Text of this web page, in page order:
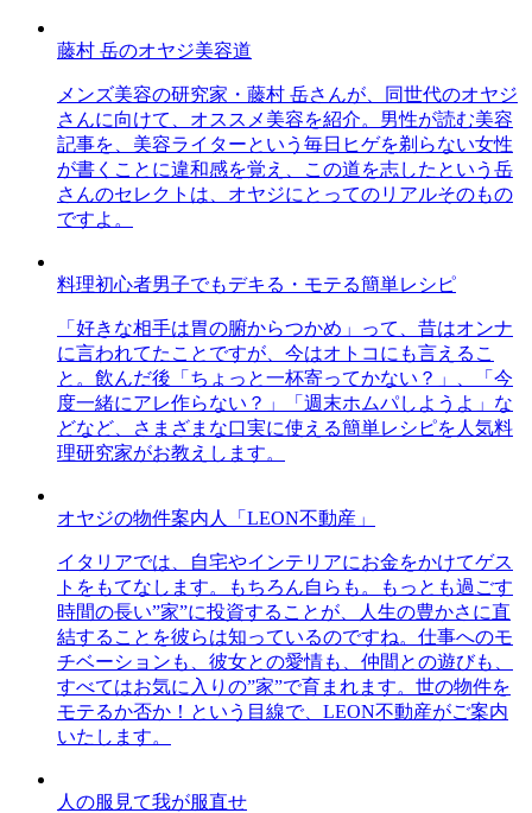
藤村 岳のオヤジ美容道
メンズ美容の研究家・藤村 岳さんが、同世代のオヤジ
さんに向けて、オススメ美容を紹介。男性が読む美容
記事を、美容ライターという毎日ヒゲを剃らない女性
が書くことに違和感を覚え、この道を志したという岳
さんのセレクトは、オヤジにとってのリアルそのもの
ですよ。
料理初心者男子でもデキる・モテる簡単レシピ
「好きな相手は胃の腑からつかめ」って、昔はオンナ
に言われてたことですが、今はオトコにも言えるこ
と。飲んだ後「ちょっと一杯寄ってかない？」、「今
度一緒にアレ作らない？」「週末ホムパしようよ」な
どなど、さまざまな口実に使える簡単レシピを人気料
理研究家がお教えします。
オヤジの物件案内人「LEON不動産」
イタリアでは、自宅やインテリアにお金をかけてゲス
トをもてなします。もちろん自らも。もっとも過ごす
時間の長い”家”に投資することが、人生の豊かさに直
結することを彼らは知っているのですね。仕事へのモ
チベーションも、彼女との愛情も、仲間との遊びも、
すべてはお気に入りの”家”で育まれます。世の物件を
モテるか否か！という目線で、LEON不動産がご案内
いたします。
人の服見て我が服直せ